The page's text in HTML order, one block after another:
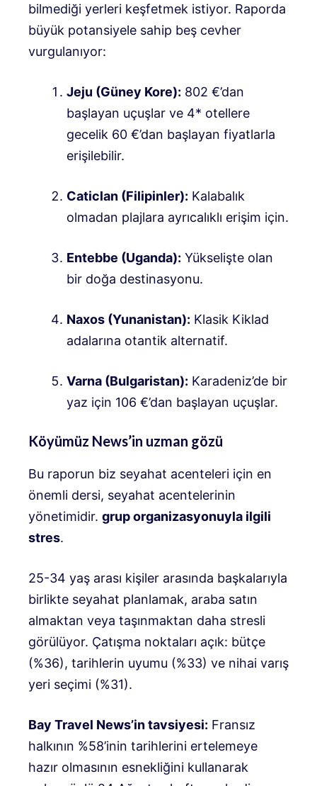
bilmediği yerleri keşfetmek istiyor. Raporda
büyük potansiyele sahip beş cevher
vurgulanıyor:
Jeju (Güney Kore): 802 €’dan
başlayan uçuşlar ve 4* otellere
gecelik 60 €’dan başlayan fiyatlarla
erişilebilir.
Caticlan (Filipinler): Kalabalık
olmadan plajlara ayrıcalıklı erişim için.
Entebbe (Uganda): Yükselişte olan
bir doğa destinasyonu.
Naxos (Yunanistan): Klasik Kiklad
adalarına otantik alternatif.
Varna (Bulgaristan): Karadeniz’de bir
yaz için 106 €’dan başlayan uçuşlar.
Köyümüz News’in uzman gözü
Bu raporun biz seyahat acenteleri için en
önemli dersi, seyahat acentelerinin
yönetimidir. grup organizasyonuyla ilgili
stres.
25-34 yaş arası kişiler arasında başkalarıyla
birlikte seyahat planlamak, araba satın
almaktan veya taşınmaktan daha stresli
görülüyor. Çatışma noktaları açık: bütçe
(%36), tarihlerin uyumu (%33) ve nihai varış
yeri seçimi (%31).
Bay Travel News’in tavsiyesi: Fransız
halkının %58’inin tarihlerini ertelemeye
hazır olmasının esnekliğini kullanarak